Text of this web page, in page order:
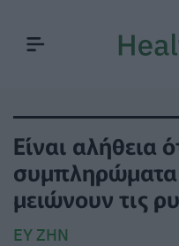
Είναι αλήθεια
μειώνουν τις
ΕΥ ΖΗΝ